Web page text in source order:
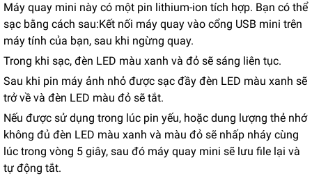
Máy quay mini này có một pin lithium-ion tích hợp. Bạn có thể
sạc bằng cách sau:Kết nối máy quay vào cổng USB mini trên
máy tính của bạn, sau khi ngừng quay.
Trong khi sạc, đèn LED màu xanh và đỏ sẽ sáng liên tục.
Sau khi pin máy ảnh nhỏ được sạc đầy đèn LED màu xanh sẽ
trở về và đèn LED màu đỏ sẽ tắt.
Nếu được sử dụng trong lúc pin yếu, hoặc dung lượng thẻ nhớ
không đủ đèn LED màu xanh và màu đỏ sẽ nhấp nháy cùng
lúc trong vòng 5 giây, sau đó máy quay mini sẽ lưu file lại và
tự động tắt.